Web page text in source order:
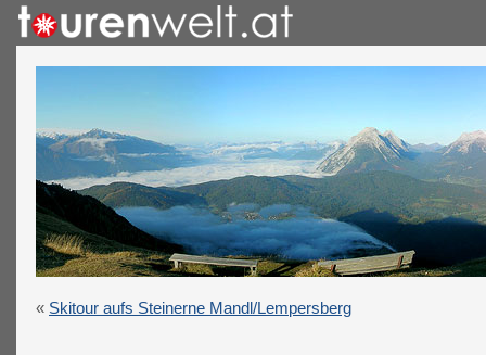
« Skitour aufs Steinerne Mandl/Lempersberg